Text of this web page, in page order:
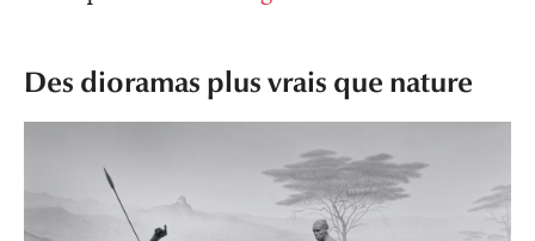
Des dioramas plus vrais que nature